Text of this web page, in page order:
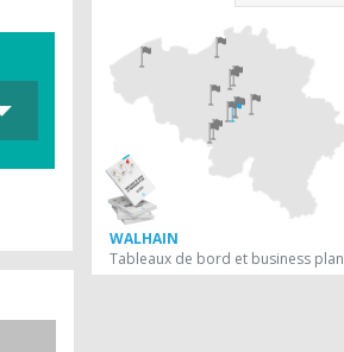
WALHAIN
Tableaux de bord et business plan